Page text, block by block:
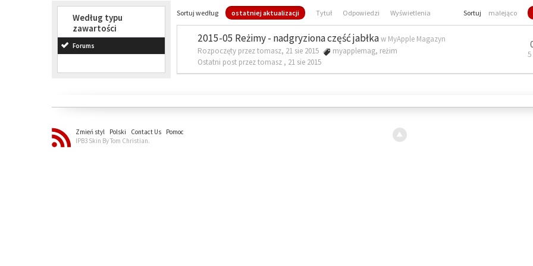
Według typu
zawartości
Forums
Sortuj według ostatniej aktualizacji Tytuł Odpowiedzi Wyświetlenia Sortuj malejąco
2015-05 Reżimy - nadgryziona część jabłkaw MyApple Magazyn
Rozpoczęty przez tomasz, 21 sie 2015
myapplemag, reżim
Ostatni post przez tomasz , 21 sie 2015
Zmień styl Polski Contact Us
Pomoc
IPB3 Skin By Tom Christian.